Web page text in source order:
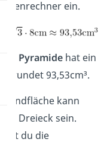
ein.
Pyramidehat ein
gerundet 93,53cm³.
kann
Dreieck sein.
du die